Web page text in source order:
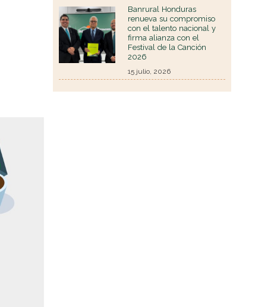
Banrural Honduras
renueva su compromiso
con el talento nacional y
firma alianza con el
Festival de la Canción
2026
15 julio, 2026